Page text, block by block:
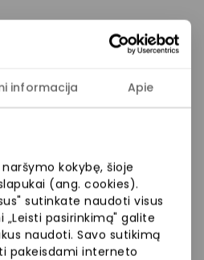
informacija Apie
kokybę, šioje
(ang. cookies).
sutinkate naudoti visus
„Leisti pasirinkimą" galite
naudoti. Savo sutikimą
pakeisdami interneto
namams jaukumo ir
– 03.31
akcentą.
„AKROPOLIS“
ir paslaugų teikėjai
taikomas nuolaidas, jų
sąlygas.